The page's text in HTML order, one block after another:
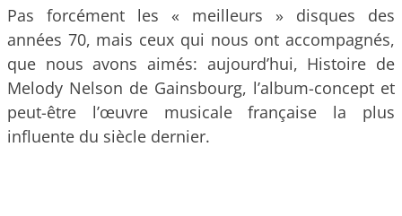
Pas forcément les « meilleurs » disques des
années 70, mais ceux qui nous ont accompagnés,
que nous avons aimés: aujourd’hui, Histoire de
Melody Nelson de Gainsbourg, l’album-concept et
peut-être l’œuvre musicale française la plus
influente du siècle dernier.